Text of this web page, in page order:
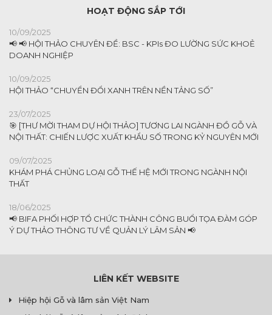
HOẠT ĐỘNG SẮP TỚI
10/09/2025
📢 📢 HỘI THẢO CHUYÊN ĐỀ: BSC - KPIs ĐO LƯỜNG SỨC KHOẺ
DOANH NGHIỆP
10/09/2025
HỘI THẢO “CHUYỂN ĐỔI XANH TRÊN NỀN TẢNG SỐ”
23/07/2025
🎯 [THƯ MỜI THAM DỰ HỘI THẢO] TƯƠNG LAI NGÀNH ĐỒ GỖ VÀ
NỘI THẤT: CHIẾN LƯỢC XUẤT KHẨU SỐ TRONG KỶ NGUYÊN MỚI
09/07/2025
KHÁM PHÁ CHỦNG LOẠI GỖ THẾ HỆ MỚI TRONG NGÀNH NỘI
THẤT
18/06/2025
📢 BIFA PHỐI HỢP TỔ CHỨC THÀNH CÔNG BUỔI TỌA ĐÀM GÓP
Ý DỰ THẢO THÔNG TƯ VỀ QUẢN LÝ LÂM SẢN 📢
LIÊN KẾT WEBSITE
Hiệp hội Gỗ và lâm sản Việt Nam